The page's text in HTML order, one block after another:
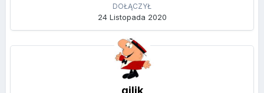
DOŁĄCZYŁ
24 Listopada 2020
gilik